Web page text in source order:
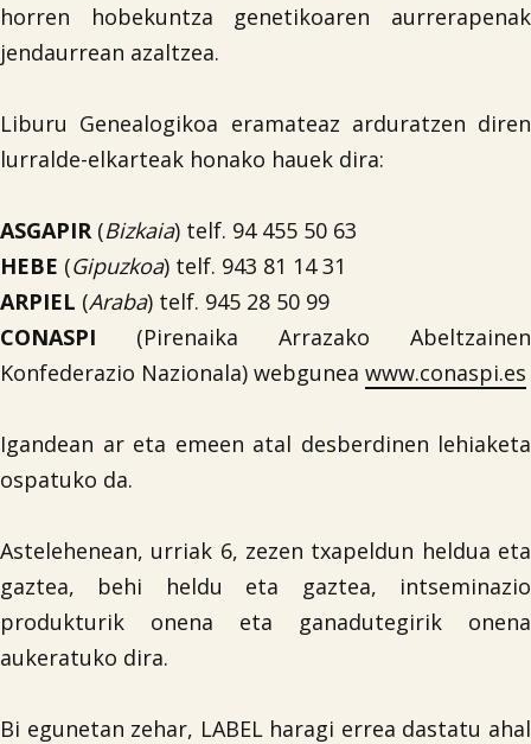
horren hobekuntza genetikoaren aurrerapenak
jendaurrean azaltzea.
Liburu Genealogikoa eramateaz arduratzen diren
lurralde-elkarteak honako hauek dira:
ASGAPIR (Bizkaia) telf. 94 455 50 63
HEBE (Gipuzkoa) telf. 943 81 14 31
ARPIEL (Araba) telf. 945 28 50 99
CONASPI (Pirenaika Arrazako Abeltzainen
Konfederazio Nazionala) webgunea www.conaspi.es
Igandean ar eta emeen atal desberdinen lehiaketa
ospatuko da.
Astelehenean, urriak 6, zezen txapeldun heldua eta
gaztea, behi heldu eta gaztea, intseminazio
produkturik onena eta ganadutegirik onena
aukeratuko dira.
Bi egunetan zehar, LABEL haragi errea dastatu ahal